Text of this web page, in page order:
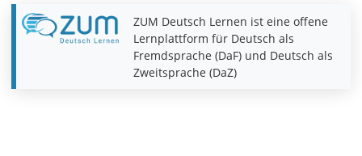
ZUM Deutsch Lernen ist eine offene
Lernplattform für Deutsch als
Fremdsprache (DaF) und Deutsch als
Zweitsprache (DaZ)